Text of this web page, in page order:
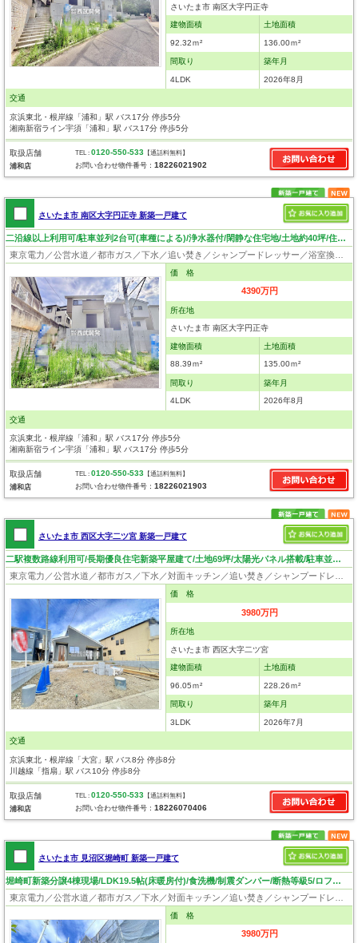
さいたま市 南区大字円正寺
建物面積
92.32ｍ²
土地面積
136.00ｍ²
間取り
4LDK
築年月
2026年8月
交通
京浜東北・根岸線「浦和」駅 バス17分 停歩5分
湘南新宿ライン宇須「浦和」駅 バス17分 停歩5分
取扱店舗
浦和店
TEL :0120-550-533 【通話料無料】
お問い合わせ物件番号：18226021902
さいたま市 南区大字円正寺 新築一戸建て
二沿線以上利用可/駐車並列2台可(車種による)/浄水器付/閑静な住宅地/土地約40坪/住環境・日当り良好！
価 格
4390万円
所在地
さいたま市 南区大字円正寺
建物面積
88.39ｍ²
土地面積
135.00ｍ²
間取り
4LDK
築年月
2026年8月
交通
京浜東北・根岸線「浦和」駅 バス17分 停歩5分
湘南新宿ライン宇須「浦和」駅 バス17分 停歩5分
取扱店舗
浦和店
TEL :0120-550-533 【通話料無料】
お問い合わせ物件番号：18226021903
さいたま市 西区大字二ツ宮 新築一戸建て
二駅複数路線利用可/長期優良住宅新築平屋建て/土地69坪/太陽光パネル搭載/駐車並列2台可/日当り良好！
東京電力／公営水道／都市ガス／下水／対面キッチン／追い焚き／シャンプードレッサー／浴室換気乾燥機／ウォシュレット／システムキッチン／浄水器／床下収納／ウォークインクローゼット／フローリング／クローゼット／バリアフリー／住宅性能評価付き／太陽光発電システム／設計住宅性能評価付／建設住宅性能評価付／長期優良住宅
価 格
3980万円
所在地
さいたま市 西区大字二ツ宮
建物面積
96.05ｍ²
土地面積
228.26ｍ²
間取り
3LDK
築年月
2026年7月
交通
京浜東北・根岸線「大宮」駅 バス8分 停歩8分
川越線「指扇」駅 バス10分 停歩8分
取扱店舗
浦和店
TEL :0120-550-533 【通話料無料】
お問い合わせ物件番号：18226070406
さいたま市 見沼区堀崎町 新築一戸建て
堀崎町新築分譲4棟現場/LDK19.5帖(床暖房付)/食洗機/制震ダンパー/断熱等級5/ロフト4.3帖/住環境良好！
価 格
3980万円